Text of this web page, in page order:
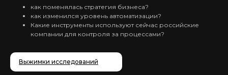
как поменялась стратегия бизнеса?
как изменился уровень автоматизации?
Какие инструменты используют сейчас российские
компании для контроля за процессами?
Выжимки исследований